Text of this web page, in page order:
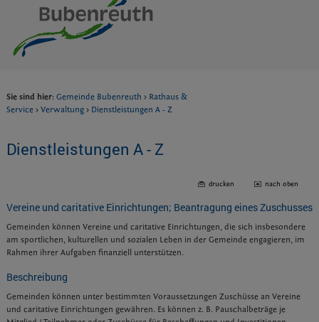
Sie sind hier: Gemeinde Bubenreuth > Rathaus &
Service > Verwaltung > Dienstleistungen A - Z
Dienstleistungen A - Z
drucken nach oben
Vereine und caritative Einrichtungen; Beantragung eines Zuschusses
Gemeinden können Vereine und caritative Einrichtungen, die sich insbesondere
am sportlichen, kulturellen und sozialen Leben in der Gemeinde engagieren, im
Rahmen ihrer Aufgaben finanziell unterstützen.
Beschreibung
Gemeinden können unter bestimmten Voraussetzungen Zuschüsse an Vereine
und caritative Einrichtungen gewähren. Es können z. B. Pauschalbeträge je